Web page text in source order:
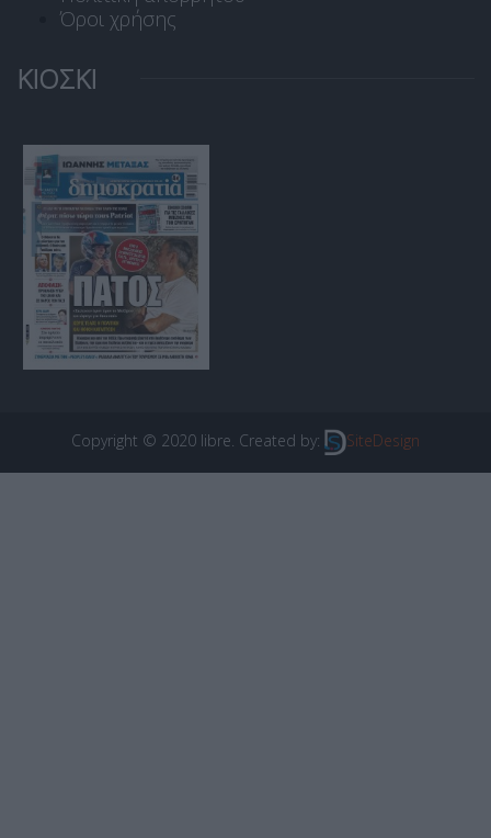
Όροι χρήσης
ΚΙΟΣΚΙ
Copyright © 2020 libre. Created by: SiteDesign